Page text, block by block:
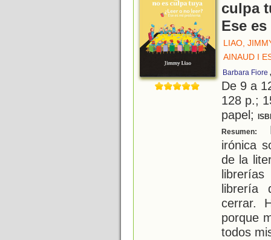
culpa
Ese
LIAO,
AINAUD I
Barbara Fiore
De 9 a
128 p.;
papel;
Resumen:
irónica
de la
librería
cerrar.
porque
todos